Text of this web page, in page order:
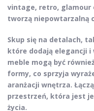
vintage, retro, glamour
tworzą niepowtarzalną
Skup się na detalach,
które dodają elegancji
meble mogą być
formy, co sprzyja
aranżacji wnętrza.
przestrzeń, która jest
życia.